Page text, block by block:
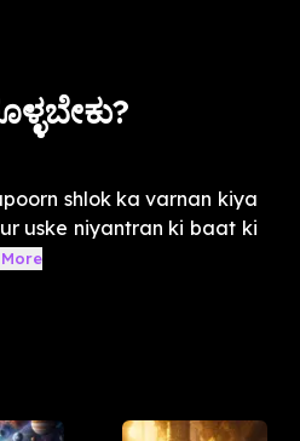
shlok ka varnan kiya
uske niyantran ki baat ki